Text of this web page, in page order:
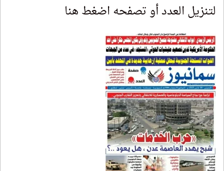
لتنزيل العدد أو تصفحه اضغط هنا